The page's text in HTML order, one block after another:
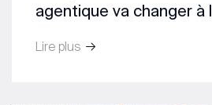
agentique va changer à
Lire plus